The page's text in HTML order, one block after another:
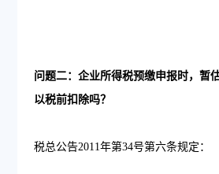
问题二：企业所得税预缴申报时，暂
以税前扣除吗？
税总公告2011年第34号第六条规定：